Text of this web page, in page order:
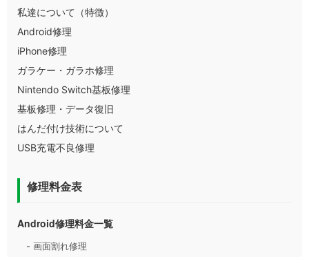
私達について（特徴）
Android修理
iPhone修理
ガラケー・ガラホ修理
Nintendo Switch基板修理
基板修理・データ復旧
はんだ付け技術について
USB充電不良修理
修理料金表
Android修理料金一覧
- 画面割れ修理